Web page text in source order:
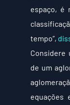
espaço, é
tempo”,
Considere
de um
equações